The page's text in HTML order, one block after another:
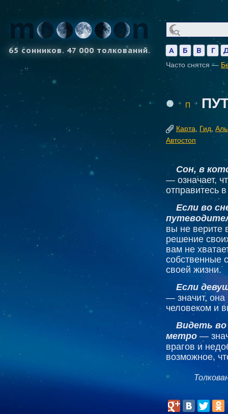
65 сонников. 47 000 толкований. А Б В Г
Часто снятся —
П
Карта Гид
Автостоп
Сон, в
— означает,
отправитесь
Если во
вы не верите
решение
вам не
собственные
своей жизни.
Если
— значит,
человеком и
Видеть во
метро —
врагов и
возможное,